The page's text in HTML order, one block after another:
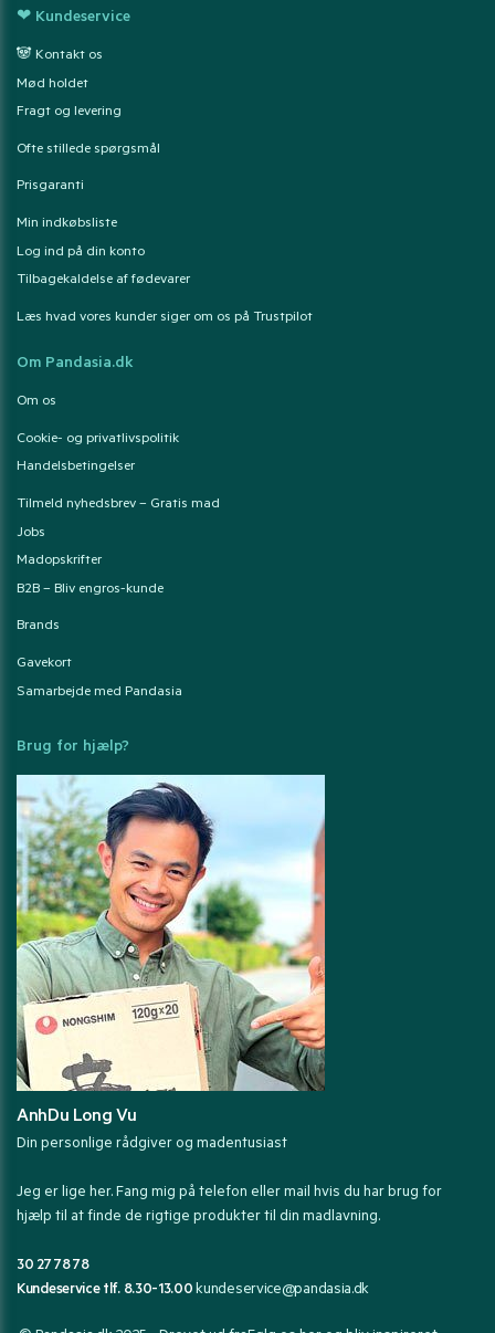
❤ Kundeservice
🐼 Kontakt os
Mød holdet
Fragt og levering
Ofte stillede spørgsmål
Prisgaranti
Min indkøbsliste
Log ind på din konto
Tilbagekaldelse af fødevarer
Læs hvad vores kunder siger om os på Trustpilot
Om Pandasia.dk
Om os
Cookie- og privatlivspolitik
Handelsbetingelser
Tilmeld nyhedsbrev – Gratis mad
Jobs
Madopskrifter
B2B – Bliv engros-kunde
Brands
Gavekort
Samarbejde med Pandasia
Brug for hjælp?
AnhDu Long Vu
Din personlige rådgiver og madentusiast
Jeg er lige her. Fang mig på telefon eller mail hvis du har brug for
hjælp til at finde de rigtige produkter til din madlavning.
30 27 78 78
Kundeservice tlf. 8.30-13.00kundeservice@pandasia.dk